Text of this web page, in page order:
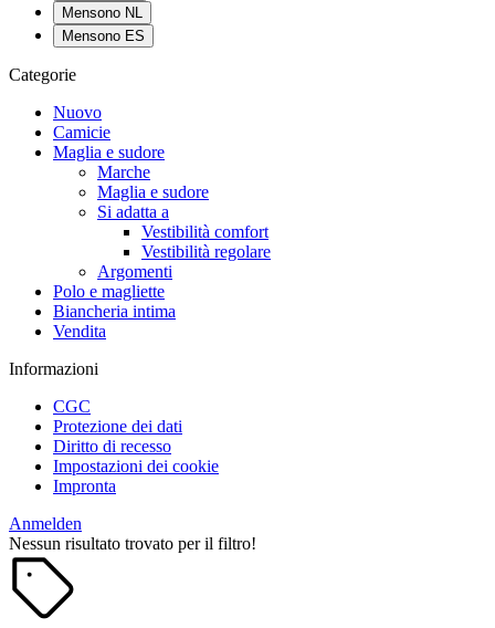
Mensono NL
Mensono ES
Categorie
Nuovo
Camicie
Maglia e sudore
Marche
Maglia e sudore
Si adatta a
Vestibilità comfort
Vestibilità regolare
Argomenti
Polo e magliette
Biancheria intima
Vendita
Informazioni
CGC
Protezione dei dati
Diritto di recesso
Impostazioni dei cookie
Impronta
Anmelden
Nessun risultato trovato per il filtro!